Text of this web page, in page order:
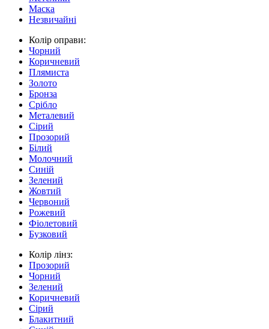
Маска
Незвичайні
Колір оправи:
Чорний
Коричневий
Плямиста
Золото
Бронза
Срібло
Металевий
Сірий
Прозорий
Білий
Молочний
Синій
Зелений
Жовтий
Червоний
Рожевий
Фіолетовий
Бузковий
Колір лінз:
Прозорий
Чорний
Зелений
Коричневий
Сірий
Блакитний